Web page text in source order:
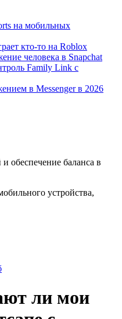
на мобильных
кто-то на Roblox
человека в Snapchat
Family Link с
в Messenger в 2026
обеспечение баланса в
устройства,
ли мои